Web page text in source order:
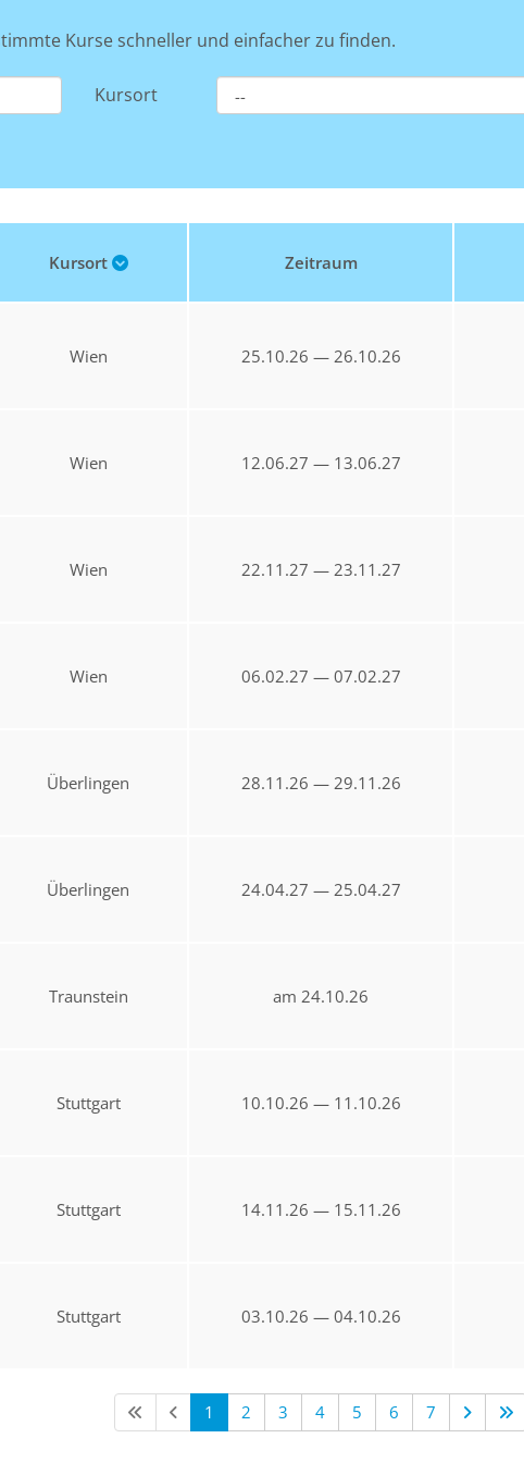
Kurse schneller und einfacher zu finden.
Kursort
Kursort Zeitraum
Wien 25.10.26 — 26.10.26
Wien 12.06.27 — 13.06.27
Wien 22.11.27 — 23.11.27
Wien 06.02.27 — 07.02.27
Überlingen 28.11.26 — 29.11.26
Überlingen 24.04.27 — 25.04.27
Traunstein am 24.10.26
Stuttgart 10.10.26 — 11.10.26
Stuttgart 14.11.26 — 15.11.26
Stuttgart 03.10.26 — 04.10.26
1 2 3 4 5 6 7